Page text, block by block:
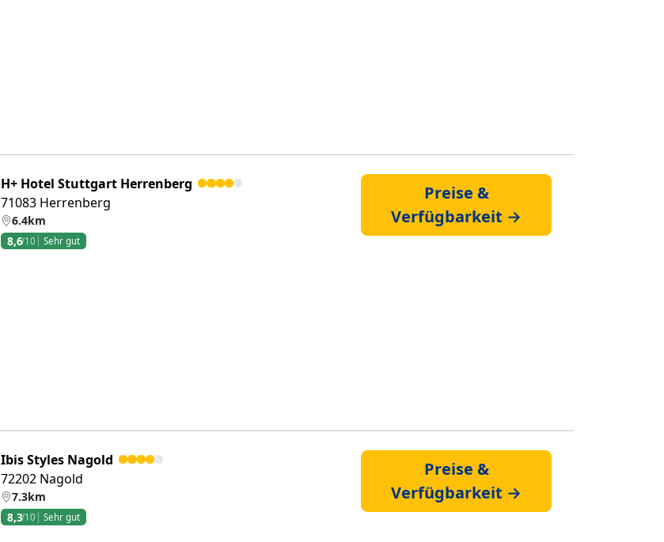
H+ Hotel Stuttgart Herrenberg
71083 Herrenberg
6.4km
8,6/10 Sehr gut
Preise &
Verfügbarkeit →
Ibis Styles Nagold
72202 Nagold
7.3km
8,3/10 Sehr gut
Preise &
Verfügbarkeit →